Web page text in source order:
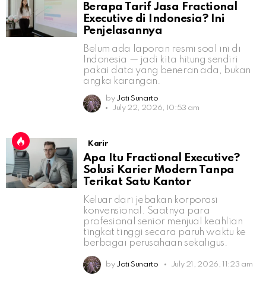
Berapa Tarif Jasa Fractional
Executive di Indonesia? Ini
Penjelasannya
Belum ada laporan resmi soal ini di
Indonesia — jadi kita hitung sendiri
pakai data yang beneran ada, bukan
angka karangan.
by Jati Sunarto
July 22, 2026, 10:53 am
Karir
Apa Itu Fractional Executive?
Solusi Karier Modern Tanpa
Terikat Satu Kantor
Keluar dari jebakan korporasi
konvensional. Saatnya para
profesional senior menjual keahlian
tingkat tinggi secara paruh waktu ke
berbagai perusahaan sekaligus.
by Jati Sunarto July 21, 2026, 11:23 am